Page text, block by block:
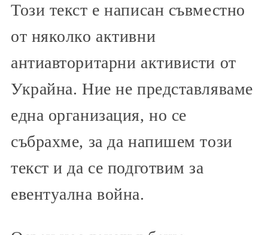
Този текст е написан съвместно
от няколко активни
антиавторитарни активисти от
Украйна. Ние не представляваме
една организация, но се
събрахме, за да напишем този
текст и да се подготвим за
евентуална война.